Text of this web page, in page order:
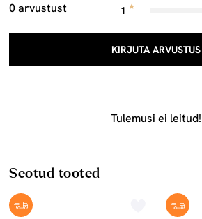
0 arvustust
1
KIRJUTA ARVUSTUS
Tulemusi ei leitud!
Seotud tooted